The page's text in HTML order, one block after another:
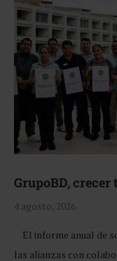
GrupoBD,
4 agosto, 2026
El informe anual de
las alianzas con